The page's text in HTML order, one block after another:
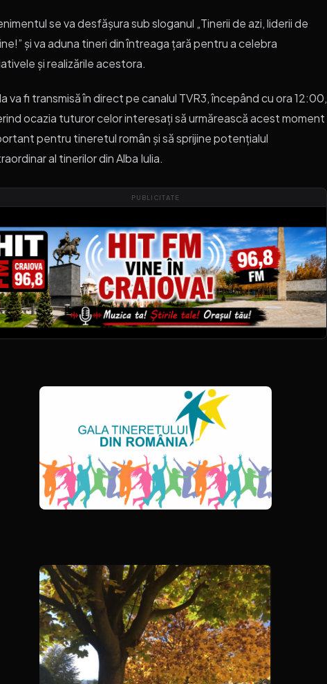
se va desfășura sub sloganul „Tinerii de azi, liderii de
și va aduna tineri din întreaga țară pentru a celebra
și realizările acestora.
va fi transmisă în direct pe canalul TVR3, începând cu ora 12:00,
ocazia tuturor celor interesați să urmărească acest moment
pentru tineretul român și să sprijine potențialul
al tinerilor din Alba Iulia.
PUBLICITATE